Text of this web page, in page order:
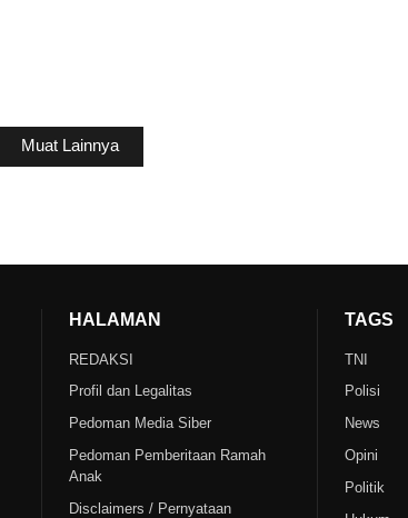
Muat Lainnya
HALAMAN
REDAKSI
Profil dan Legalitas
Pedoman Media Siber
Pedoman Pemberitaan Ramah
Anak
Disclaimers / Pernyataan
TAGS
TNI
Polisi
News
Opini
Politik